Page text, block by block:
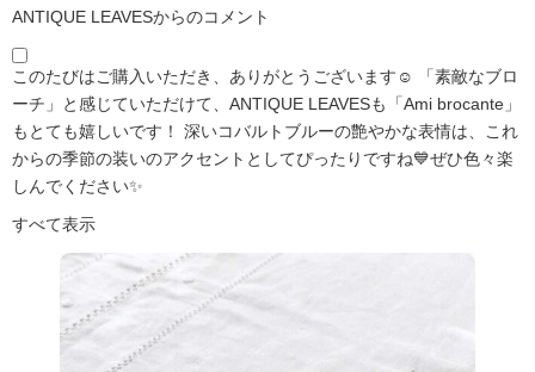
ANTIQUE LEAVESからのコメント
このたびはご購入いただき、ありがとうございます☺️ 「素敵なブロ
ーチ」と感じていただけて、ANTIQUE LEAVESも「Ami brocante」
もとても嬉しいです！ 深いコバルトブルーの艶やかな表情は、これ
からの季節の装いのアクセントとしてぴったりですね💙ぜひ色々楽
しんでください✨
すべて表示